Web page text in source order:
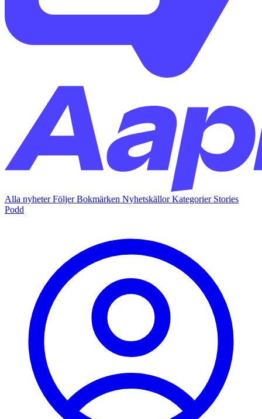
Alla nyheterFöljerBokmärken NyhetskällorKategorier Stories
Podd